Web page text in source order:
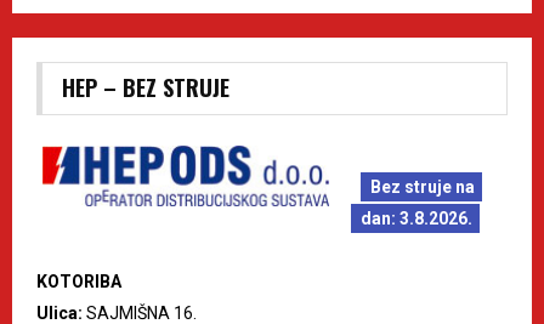
HEP – BEZ STRUJE
Bez struje na
dan: 3.8.2026.
KOTORIBA
Ulica: SAJMIŠNA 16.